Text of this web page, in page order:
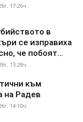
17:26ч.
в
се изправиха
че побоят...
13:28ч.
към
на Радев
14:10ч.